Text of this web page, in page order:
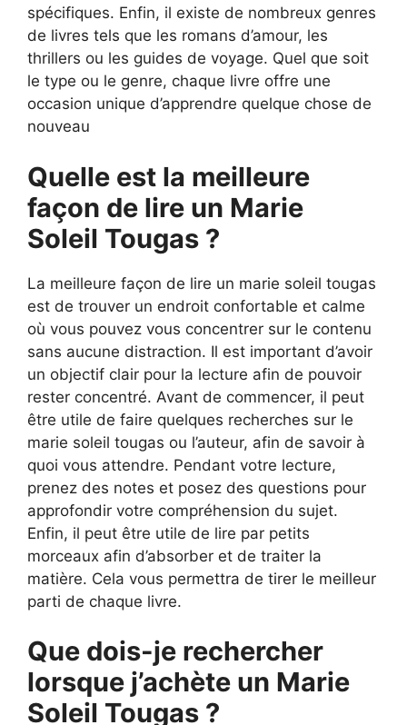
spécifiques. Enfin, il existe de nombreux genres
de livres tels que les romans d’amour, les
thrillers ou les guides de voyage. Quel que soit
le type ou le genre, chaque livre offre une
occasion unique d’apprendre quelque chose de
nouveau
Quelle est la meilleure
façon de lire un Marie
Soleil Tougas ?
La meilleure façon de lire un marie soleil tougas
est de trouver un endroit confortable et calme
où vous pouvez vous concentrer sur le contenu
sans aucune distraction. Il est important d’avoir
un objectif clair pour la lecture afin de pouvoir
rester concentré. Avant de commencer, il peut
être utile de faire quelques recherches sur le
marie soleil tougas ou l’auteur, afin de savoir à
quoi vous attendre. Pendant votre lecture,
prenez des notes et posez des questions pour
approfondir votre compréhension du sujet.
Enfin, il peut être utile de lire par petits
morceaux afin d’absorber et de traiter la
matière. Cela vous permettra de tirer le meilleur
parti de chaque livre.
Que dois-je rechercher
lorsque j’achète un Marie
Soleil Tougas ?